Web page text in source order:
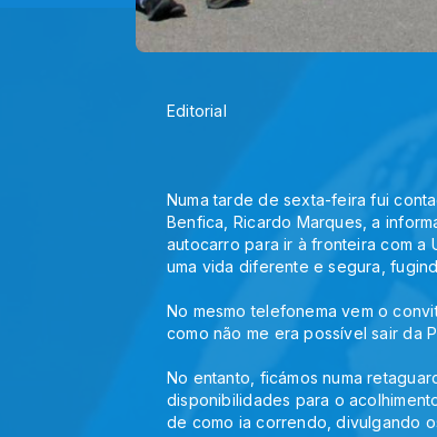
Editorial
Numa tarde de sexta-feira fui
Benfica Ricardo Marques , a
autocarro para ir à fronteira com a
uma vida diferente e segura,
No mesmo telefonema vem o
como não me era possível sair da
No entanto, ficámos numa
disponibilidades para o
de como ia correndo, divulgando